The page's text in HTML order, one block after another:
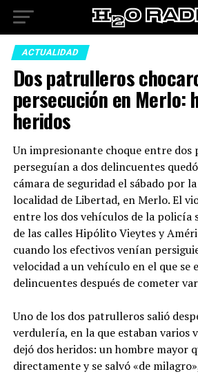
ACTUALIDAD
Dos patrulleros
persecución en Merlo:
heridos
Un impresionante choque entre dos
perseguían a dos delincuentes
cámara de seguridad el sábado por
localidad de Libertad, en Merlo. El
entre los dos vehículos de la policía
de las calles Hipólito Vieytes y
cuando los efectivos venían
velocidad a un vehículo en el que se
delincuentes después de cometer
Uno de los dos patrulleros salió
verdulería, en la que estaban varios
dejó dos heridos: un hombre mayor
directamente y se salvó «de